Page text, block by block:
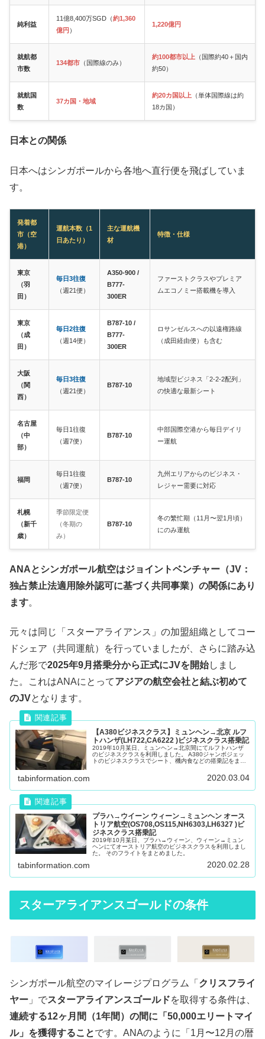
純利益
11億8,400万SGD（約1,360
億円 ）
1,220億円
就航都
市数
134都市 （国際線のみ）
約100都市以上 （国際約40＋国内
約50）
就航国
数
37カ国・地域
約20カ国以上 （単体国際線は約
18カ国）
日本との関係
日本へはシンガポールから各地へ直行便を飛ばしていま
す。
発着都
市（空
港）
運航本数（1
日あたり）
主な運航機
材
特徴・仕様
東京
（羽
田）
毎日3往復
（週21便）
A350-900 /
B777-
300ER
ファーストクラスやプレミア
ムエコノミー搭載機を導入
東京
（成
田）
毎日2往復
（週14便）
B787-10 /
B777-
300ER
ロサンゼルスへの以遠権路線
（成田経由便）も含む
大阪
（関
西）
毎日3往復
（週21便）
B787-10
地域型ビジネス「2-2-2配列」
の快適な最新シート
名古屋
（中
部）
毎日1往復
（週7便）
B787-10
中部国際空港から毎日デイリ
ー運航
福岡
毎日1往復
（週7便）
B787-10
九州エリアからのビジネス・
レジャー需要に対応
札幌
（新千
歳）
季節限定便
（冬期の
み）
B787-10
冬の繁忙期（11月〜翌1月頃）
にのみ運航
ANAとシンガポール航空はジョイントベンチャー（JV：
独占禁止法適用除外認可に基づく共同事業）の関係にあり
ます。
元々は同じ「スターアライアンス」の加盟組織としてコー
ドシェア（共同運航）を行っていましたが、さらに踏み込
んだ形で2025年9月搭乗分から正式にJVを開始しまし
た。これはANAにとってアジアの航空会社と結ぶ初めて
のJVとなります。
【A380ビジネスクラス】ミュンヘン→北京 ルフ
トハンザ(LH722,CA6222 )ビジネスクラス搭乗記
2019年10月某日、ミュンヘン→北京間にてルフトハンザ
のビジネスクラスを利用しました。 A380ジャンボジェッ
トのビジネスクラスでシート、機内食などの搭乗記をまと
tabinformation.com 2020.03.04
プラハ→ウイーン ウィーン→ミュンヘン オース
トリア航空(OS708,OS115,NH6303,LH6327 )ビ
ジネスクラス搭乗記
2019年10月某日、プラハ→ウィーン、ウィーン→ミュン
ヘンにてオーストリア航空のビジネスクラスを利用しまし
た。 そのフライトをまとめました。
tabinformation.com 2020.02.28
スターアライアンスゴールドの条件
シンガポール航空のマイレージプログラム「 クリスフライ
ヤー 」でスターアライアンスゴールドを取得する条件は、
連続する12ヶ月間（1年間）の間に「50,000エリートマイ
ル」を獲得することです。ANAのように「1月〜12月の暦